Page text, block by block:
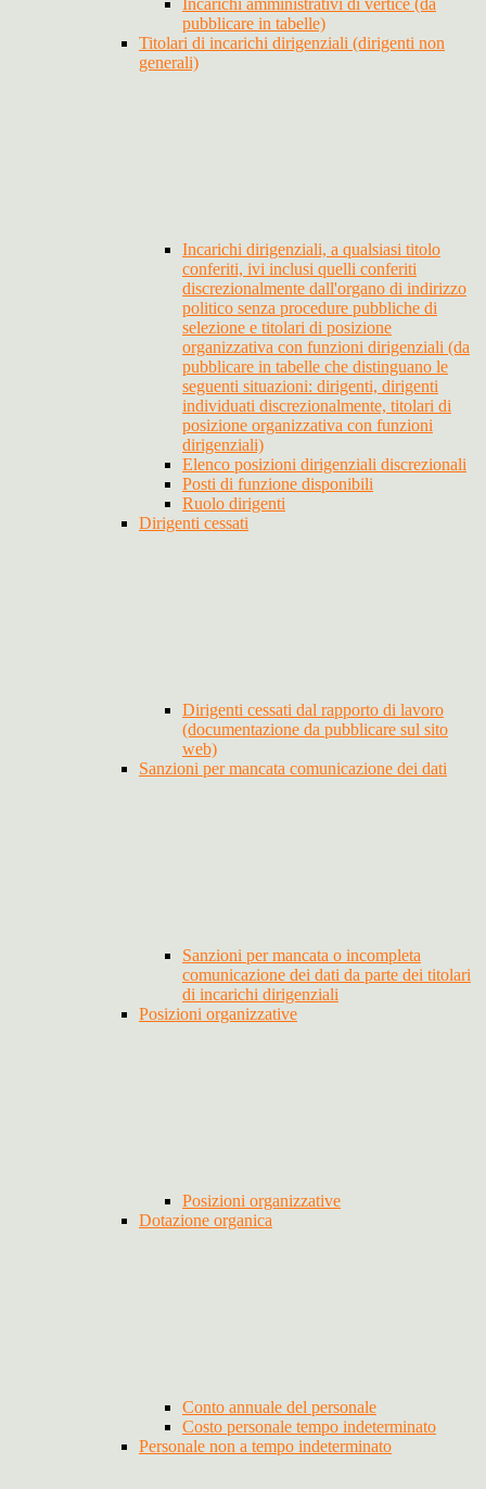
Incarichi amministrativi di vertice (da
pubblicare in tabelle)
Titolari di incarichi dirigenziali (dirigenti non
generali)
Incarichi dirigenziali, a qualsiasi titolo
conferiti, ivi inclusi quelli conferiti
discrezionalmente dall'organo di indirizzo
politico senza procedure pubbliche di
selezione e titolari di posizione
organizzativa con funzioni dirigenziali (da
pubblicare in tabelle che distinguano le
seguenti situazioni: dirigenti, dirigenti
individuati discrezionalmente, titolari di
posizione organizzativa con funzioni
dirigenziali)
Elenco posizioni dirigenziali discrezionali
Posti di funzione disponibili
Ruolo dirigenti
Dirigenti cessati
Dirigenti cessati dal rapporto di lavoro
(documentazione da pubblicare sul sito
web)
Sanzioni per mancata comunicazione dei dati
Sanzioni per mancata o incompleta
comunicazione dei dati da parte dei titolari
di incarichi dirigenziali
Posizioni organizzative
Posizioni organizzative
Dotazione organica
Conto annuale del personale
Costo personale tempo indeterminato
Personale non a tempo indeterminato